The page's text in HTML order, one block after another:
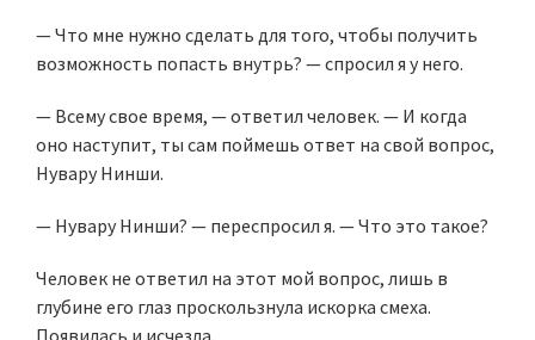
— Что мне нужно сделать для того, чтобы получить
возможность попасть внутрь? — спросил я у него.
— Всему свое время, — ответил человек. — И когда
оно наступит, ты сам поймешь ответ на свой вопрос,
Нувару Нинши.
— Нувару Нинши? — переспросил я. — Что это такое?
Человек не ответил на этот мой вопрос, лишь в
глубине его глаз проскользнула искорка смеха.
Появилась и исчезла.